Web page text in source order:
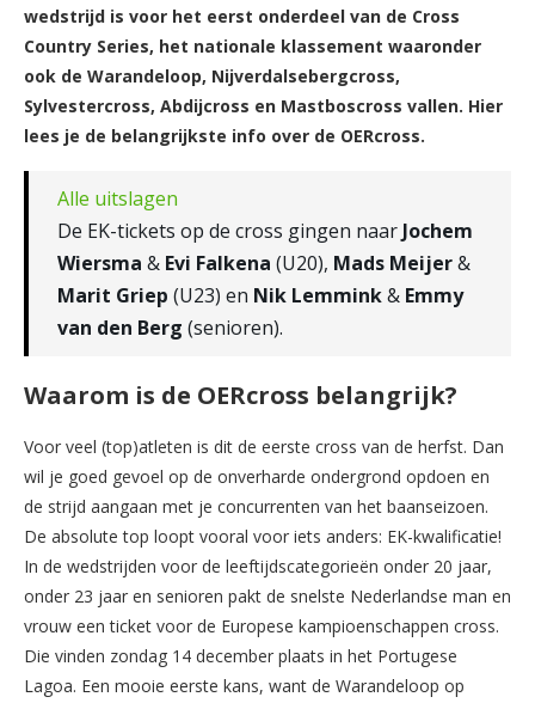
wedstrijd is voor het eerst onderdeel van de Cross
Country Series, het nationale klassement waaronder
ook de Warandeloop, Nijverdalsebergcross,
Sylvestercross, Abdijcross en Mastboscross vallen. Hier
lees je de belangrijkste info over de OERcross.
Alle uitslagen
De EK-tickets op de cross gingen naar Jochem
Wiersma & Evi Falkena (U20), Mads Meijer&
Marit Griep (U23) en Nik Lemmink& Emmy
van den Berg (senioren).
Waarom is de OERcross belangrijk?
Voor veel (top)atleten is dit de eerste cross van de herfst. Dan
wil je goed gevoel op de onverharde ondergrond opdoen en
de strijd aangaan met je concurrenten van het baanseizoen.
De absolute top loopt vooral voor iets anders: EK-kwalificatie!
In de wedstrijden voor de leeftijdscategorieën onder 20 jaar,
onder 23 jaar en senioren pakt de snelste Nederlandse man en
vrouw een ticket voor de Europese kampioenschappen cross.
Die vinden zondag 14 december plaats in het Portugese
Lagoa. Een mooie eerste kans, want de Warandeloop op